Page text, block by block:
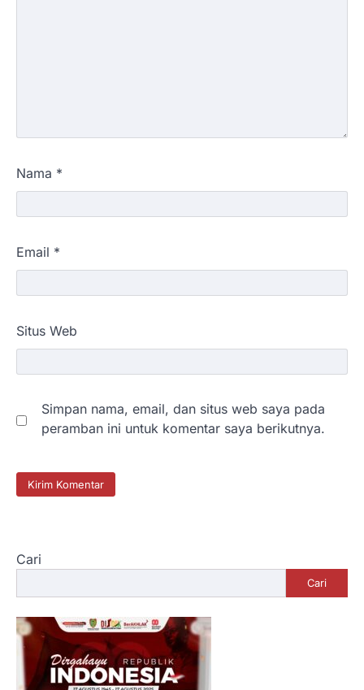
Nama *
Email *
Situs Web
Simpan nama, email, dan situs web saya pada
peramban ini untuk komentar saya berikutnya.
Cari
Cari